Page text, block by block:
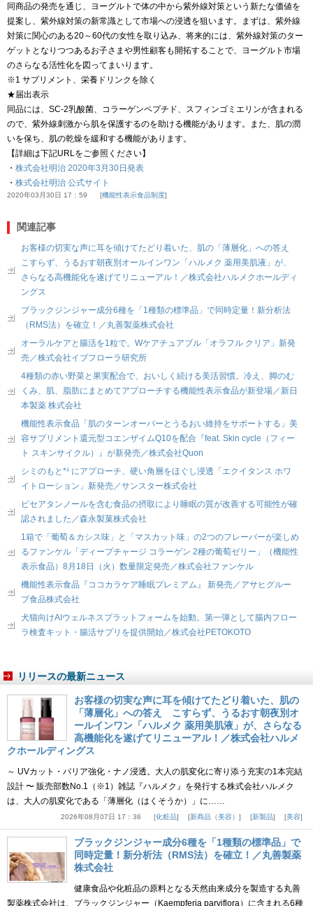
同商品の発売を通じ、ヨーグルトで体の中から紫外線対策という新たな価値を
提案し、紫外線対策の新常識として市場への浸透を狙います。まずは、紫外線
対策に関心のある20～60代の女性を取り込み、将来的には、紫外線対策のター
ゲットとなりつつあるお子さまや男性顧客も開拓することで、ヨーグルト市場
のさらなる活性化を図ってまいります。
※1 サプリメント、栄養ドリンクを除く
★届出表示
同品には、SC-2乳酸菌、コラーゲンペプチド、スフィンゴミエリンが含まれる
ので、紫外線刺激から肌を保護するのを助ける機能があります。また、肌の潤
いを保ち、肌の乾燥を緩和する機能があります。
【詳細は下記URLをご参照ください】
・ 株式会社明治 2020年3月30日発表
・ 株式会社明治 公式サイト
2020年03月30日 17：59 機能性表示食品制度
関連記事
お客様の切実な声に耳を傾けてたどり着いた、肌の「薄層化」への答え
こすらず、うるおす朝夜別オールインワン「ハルメク 薬用美肌液」が、
さらなる高機能化を遂げてリニューアル！／株式会社ハルメクホールディ
ングス
ブラックジンジャー成分6種を「1種類の標準品」で同時定量！新分析法
（RMS法）を確立！／丸善製薬株式会社
オーラルケアと腸活を1粒で。Wケアチュアブル「オラフル クリア」新発
売／株式会社イブフローラ研究所
4種類の赤い野菜と果実配合で、おいしく続ける美活習慣。冷え、脚のむ
くみ、肌、脂肪にまとめてアプローチする機能性表示食品が新登場／新日
本製薬 株式会社
機能性表示食品「肌のターンオーバーとうるおい維持をサポートする」美
容サプリメント還元型コエンザイムQ10を配合『feat. Skin cycle（フィー
ト スキンサイクル）』が新発売／株式会社Quon
シミのもと*¹ にアプローチ、硬い角層をほぐし浸透「エクイタンス ホワ
イトローション」新発売／サンスター株式会社
ピセアタンノールを含む食品の摂取により睡眠の質が改善する可能性が確
認されました／森永製菓株式会社
1箱で「葡萄＆カシス味」と「マスカット味」の2つのフレーバーが楽しめ
るファンケル「ディープチャージ コラーゲン 2種の葡萄ゼリー」（機能性
表示食品）8月18日（火）数量限定発売／株式会社ファンケル
機能性表示食品『ココカラケア睡眠プレミアム』 新発売／アサヒグルー
プ食品株式会社
犬猫向けAIウェルネスプラットフォームを始動。第一弾として腸内フロー
ラ検査キット・腸活サプリを提供開始／株式会社PETOKOTO
リリースの最新ニュース
お客様の切実な声に耳を傾けてたどり着いた、肌の
「薄層化」への答え こすらず、うるおす朝夜別オ
ールインワン「ハルメク 薬用美肌液」が、さらなる
高機能化を遂げてリニューアル！／株式会社ハルメ
クホールディングス
～ UVカット・バリア強化・ナノ浸透。大人の肌変化に寄り添う充実の1本完結
設計 〜 販売部数No.1（※1）雑誌『ハルメク』を発行する株式会社ハルメク
は、大人の肌変化である「薄層化（はくそうか）」に……
2026年08月07日 17：36 化粧品 新商品（美容） 新製品 美容
ブラックジンジャー成分6種を「1種類の標準品」で
同時定量！新分析法（RMS法）を確立！／丸善製薬
株式会社
健康食品や化粧品の原料となる天然由来成分を製造する丸善
製薬株式会社は、ブラックジンジャー（Kaempferia parviflora）に含まれる6種